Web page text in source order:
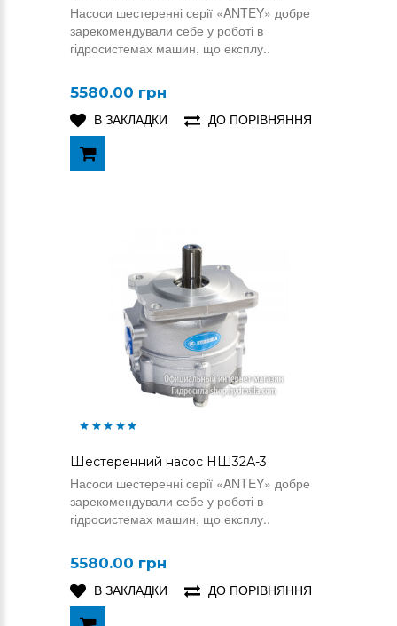
Насоси шестеренні серії «ANTEY» добре
зарекомендували себе у роботі в
гідросистемах машин, що експлу..
5580.00 грн
В ЗАКЛАДКИ
ДО ПОРІВНЯННЯ
Шестеренний насос НШ32А-3
Насоси шестеренні серії «ANTEY» добре
зарекомендували себе у роботі в
гідросистемах машин, що експлу..
5580.00 грн
В ЗАКЛАДКИ
ДО ПОРІВНЯННЯ